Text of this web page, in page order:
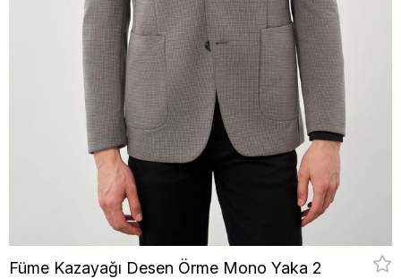
Füme Kazayağı Desen Örme Mono Yaka 2